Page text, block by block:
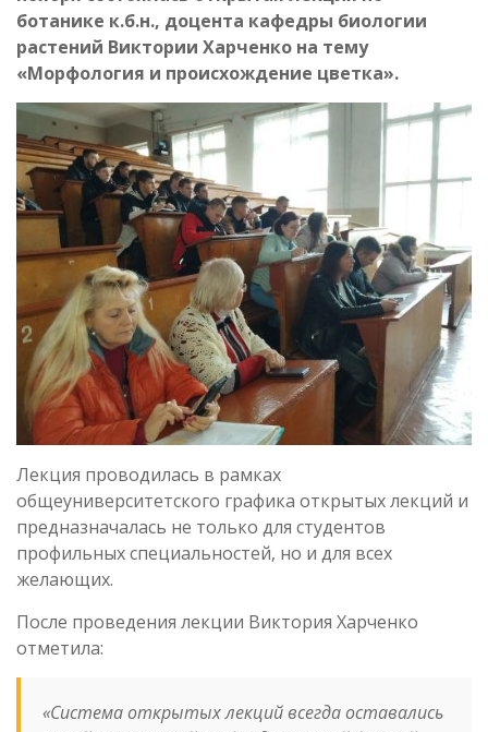
ботанике к.б.н., доцента кафедры биологии
растений Виктории Харченко на тему
«Морфология и происхождение цветка».
Лекция проводилась в рамках
общеуниверситетского графика открытых лекций и
предназначалась не только для студентов
профильных специальностей, но и для всех
желающих.
После проведения лекции Виктория Харченко
отметила:
«Система открытых лекций всегда оставались